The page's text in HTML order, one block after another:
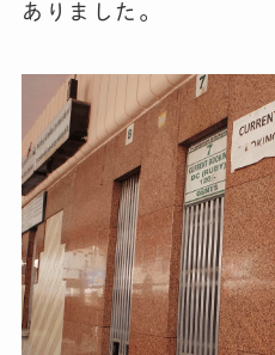
ありました。